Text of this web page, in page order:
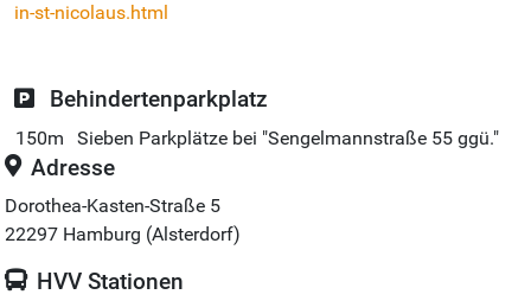
in-st-nicolaus.html
Behindertenparkplatz
150m Sieben Parkplätze bei "Sengelmannstraße 55 ggü."
Adresse
Dorothea-Kasten-Straße 5
22297 Hamburg (Alsterdorf)
HVV Stationen